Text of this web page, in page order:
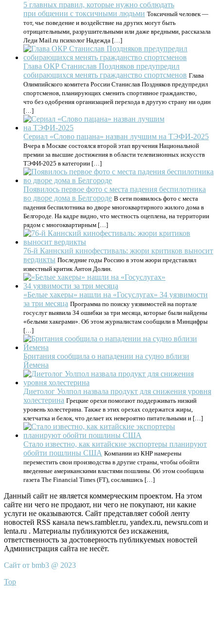
5 главных правил, которые нужно соблюдать
при общении с токсичными людьми Токсичный человек —
тот, чье поведение и воздействие на других могут быть
отрицательными, разрушительными или даже вредными, рассказала
Леди Mail.ru психолог Надежда […]
Глава ОКР Станислав Поздняков предупредил
собирающихся менять гражданство спортсменов Глава
Олимпийского комитета России Станислав Поздняков предупредил
спортсменов, планирующих сменить спортивное гражданство,
что без одобрения организацией перехода в другую страну ни один
[…]
Сериал «Слово пацана» назван лучшим на ТЭФИ-2025
Вчера в Москве состоялся второй этап вручения Национальной
премии за высшие достижения в области телевизионных искусств
ТЭФИ-2025 в категории […]
Появилось первое фото с места падения беспилотника
во дворе дома в Белгороде В сети появилось фото с места
падения беспилотника во дворе многоквартирного жилого дома в
Белгороде. На кадре видно, что местность оцеплена, на территории
рядом с многоквартирным […]
76-й Каннский кинофестиваль: жюри критиков выносит
вердикты Последние годы Россию в этом жюри представлял
известный критик Антон Долин.
«Белые хакеры» нашли на «Госуслугах» 34 уязвимости
за три месяца Программа по поиску уязвимостей на портале
госуслуг выявила 34 ошибки за три месяца, которые были найдены
«белыми хакерами». Об этом журналистам сообщили в Минцифры
[…]
Британия сообщила о нападении на судно вблизи
Йемена
Диетолог Уолпол назвала продукт для снижения уровня
холестерина Грецкие орехи помогают поддерживать низкий
уровень холестерина. Также в этих орехах содержатся жиры,
клетчатка и белок, что делает их невероятно питательными и […]
Стало известно, как китайские экспортеры планируют
обойти пошлины США Компании из КНР намерены
переместить свои производства в другие страны, чтобы обойти
введенные американскими властями пошлины. Об этом сообщила
газета The Financial Times (FT), сославшись […]
Данный сайт не является коммерческим проектом. На этом
сайте ни чего не продают, ни чего не покупают, ни какие
услуги не оказываются. Сайт представляет собой ленту
новостей RSS канала news.rambler.ru, yandex.ru, newsru.com и
lenta.ru . Материалы публикуются без искажения,
ответственность за достоверность публикуемых новостей
Администрация сайта не несёт.
Сайт от bmb3 @ 2023
Top